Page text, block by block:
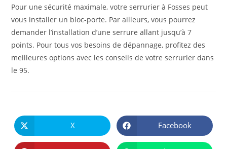
Pour une sécurité maximale, votre serrurier à Fosses peut
vous installer un bloc-porte. Par ailleurs, vous pourrez
demander l’installation d’une serrure allant jusqu’à 7
points. Pour tous vos besoins de dépannage, profitez des
meilleures options avec les conseils de votre serrurier dans
le 95.
CE
CONTENU
Ouvrir
dans
une
X Ouvrir
dans
une
Facebook